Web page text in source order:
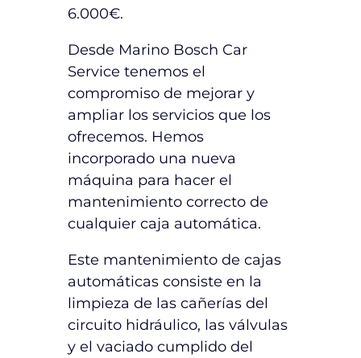
6.000€.
Desde Marino Bosch Car
Service tenemos el
compromiso de mejorar y
ampliar los servicios que los
ofrecemos. Hemos
incorporado una nueva
máquina para hacer el
mantenimiento correcto de
cualquier caja automática.
Este mantenimiento de cajas
automáticas consiste en la
limpieza de las cañerías del
circuito hidráulico, las válvulas
y el vaciado cumplido del